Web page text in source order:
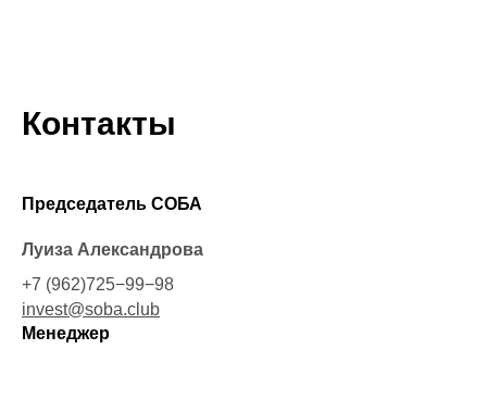
Контакты
Председатель СОБА
Луиза Александрова
+7 (962)725−99−98
invest@soba.club
Менеджер